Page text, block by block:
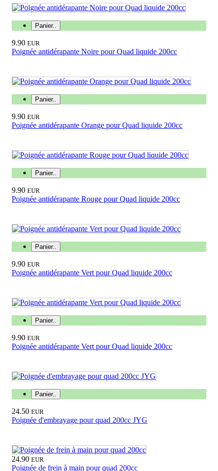
Panier..
9.90 EUR
Poignée antidérapante Noire pour Quad liquide 200cc
Panier..
9.90 EUR
Poignée antidérapante Orange pour Quad liquide 200cc
Panier..
9.90 EUR
Poignée antidérapante Rouge pour Quad liquide 200cc
Panier..
9.90 EUR
Poignée antidérapante Vert pour Quad liquide 200cc
Panier..
9.90 EUR
Poignée antidérapante Vert pour Quad liquide 200cc
Panier..
24.50 EUR
Poignée d'embrayage pour quad 200cc JYG
24.90 EUR
Poignée de frein à main pour quad 200cc